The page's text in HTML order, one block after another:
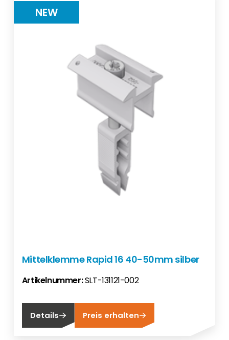
NEW
Mittelklemme Rapid 16 40-50mm silber
Artikelnummer:SLT-131121-002
Details Preis erhalten